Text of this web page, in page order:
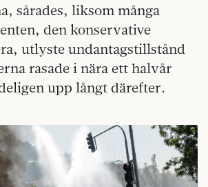
sårades, liksom många
den konservative
utlyste undantagstillstånd
rasade i nära ett halvår
upp långt därefter.